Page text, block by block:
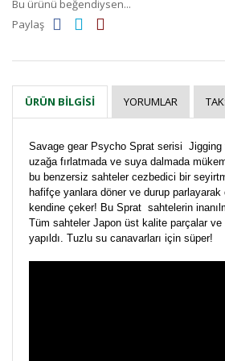
Bu ürünü beğendiysen...
Paylaş
ÜRÜN BILGISI YORUMLAR
Savage gear Psycho Sprat serisi Jigging
uzağa fırlatmada ve suya dalmada
bu benzersiz sahteler cezbedici bir
hafifçe yanlara döner ve durup parlayarak
kendine çeker! Bu Sprat sahtelerin
Tüm sahteler Japon üst kalite parçalar ve
yapıldı. Tuzlu su canavarları için süper!